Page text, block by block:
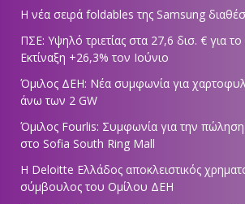
Η νέα σειρά foldables της Samsung
ΠΣΕ: Υψηλό τριετίας στα 27,6 δισ. € για το
Εκτίναξη +26,3% τον Ιούνιο
Όμιλος ΔΕΗ: Νέα συμφωνία για
άνω των 2 GW
Όμιλος Fourlis: Συμφωνία για την
στο Sofia South Ring Mall
Η Deloitte Ελλάδος αποκλειστικός
σύμβουλος του Ομίλου ΔΕΗ